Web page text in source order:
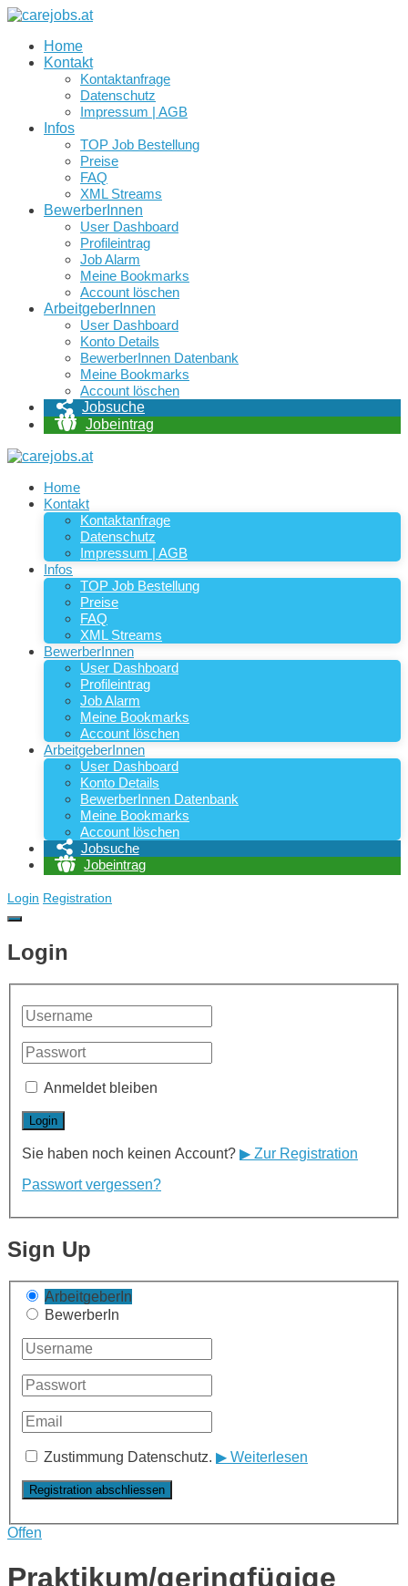
Home
Kontakt
Kontaktanfrage
Datenschutz
Impressum | AGB
Infos
TOP Job Bestellung
Preise
FAQ
XML Streams
BewerberInnen
User Dashboard
Profileintrag
Job Alarm
Meine Bookmarks
Account löschen
ArbeitgeberInnen
User Dashboard
Konto Details
BewerberInnen Datenbank
Meine Bookmarks
Account löschen
Jobsuche
Jobeintrag
Home
Kontakt
Kontaktanfrage
Datenschutz
Impressum | AGB
Infos
TOP Job Bestellung
Preise
FAQ
XML Streams
BewerberInnen
User Dashboard
Profileintrag
Job Alarm
Meine Bookmarks
Account löschen
ArbeitgeberInnen
User Dashboard
Konto Details
BewerberInnen Datenbank
Meine Bookmarks
Account löschen
Jobsuche
Jobeintrag
Login Registration
Login
Anmeldet bleiben
Sie haben noch keinen Account? ▶ Zur Registration
Passwort vergessen?
Sign Up
ArbeitgeberIn
BewerberIn
Zustimmung Datenschutz. ▶ Weiterlesen
Offen
Praktikum/geringfügige